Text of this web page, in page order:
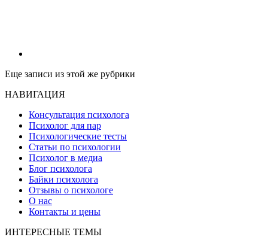
Еще записи из этой же рубрики
НАВИГАЦИЯ
Консультация психолога
Психолог для пар
Психологические тесты
Статьи по психологии
Психолог в медиа
Блог психолога
Байки психолога
Отзывы о психологе
О нас
Контакты и цены
ИНТЕРЕСНЫЕ ТЕМЫ